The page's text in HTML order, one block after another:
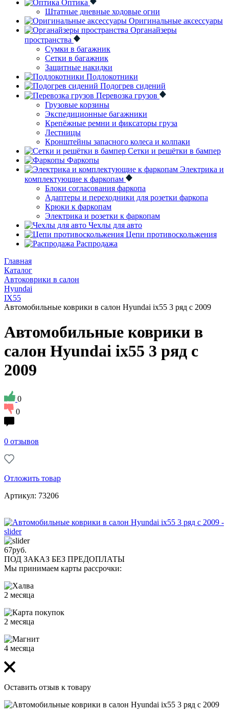
Оптика
Штатные дневные ходовые огни
Оригинальные аксессуары
Органайзеры
пространства
Сумки в багажник
Сетки в багажник
Защитные накидки
Подлокотники
Подогрев сидений
Перевозка грузов
Грузовые корзины
Экспедиционные багажники
Крепёжные ремни и фиксаторы груза
Лестницы
Кронштейны запасного колеса и колпаки
Сетки и решётки в бампер
Фаркопы
Электрика и
комплектующие к фаркопам
Блоки согласования фаркопа
Адаптеры и переходники для розетки фаркопа
Крюки к фаркопам
Электрика и розетки к фаркопам
Чехлы для авто
Цепи противоскольжения
Распродажа
Главная
Каталог
Автоковрики в салон
Hyundai
IX55
Автомобильные коврики в салон Hyundai ix55 3 ряд с 2009
Автомобильные коврики в
салон Hyundai ix55 3 ряд с
2009
0
0
0 отзывов
Отложить товар
Артикул: 73206
67руб.
ПОД ЗАКАЗ БЕЗ ПРЕДОПЛАТЫ
Мы принимаем карты рассрочки:
2 месяца
2 месяца
4 месяца
Оставить отзыв к товару